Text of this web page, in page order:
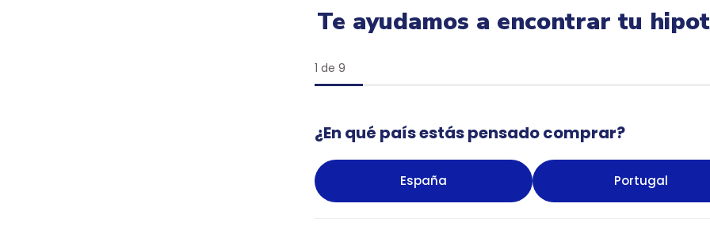
Te ayudamos a encontrar tu
1 de 9
¿En qué país estás pensado comprar?
España Portugal